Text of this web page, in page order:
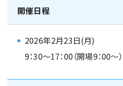
開催日程
2026年2月23日(月)
9：30～17：00（開場9：00～）